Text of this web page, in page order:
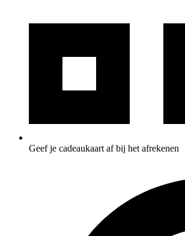
Geef je cadeaukaart af bij het afrekenen